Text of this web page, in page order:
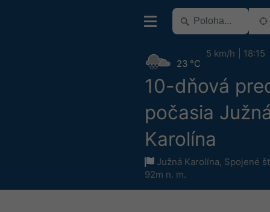
10-dňová
počasia
Karolína
Južná Karolína, Spojené
92m n. m.
23 °C
5 km/h 18:15